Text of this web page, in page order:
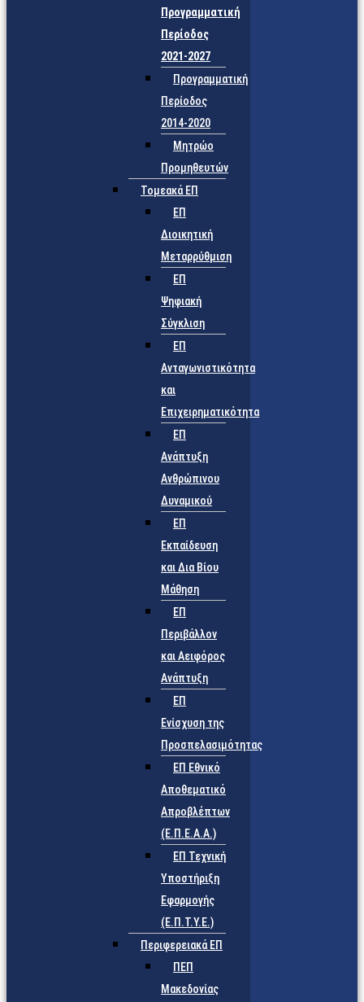
Προγραμματική
Περίοδος
2021-2027
Προγραμματική
Περίοδος
2014-2020
Μητρώο
Προμηθευτών
Τομεακά ΕΠ
ΕΠ
Διοικητική
Μεταρρύθμιση
ΕΠ
Ψηφιακή
Σύγκλιση
ΕΠ
Ανταγωνιστικότητα
και
Επιχειρηματικότητα
ΕΠ
Ανάπτυξη
Ανθρώπινου
Δυναμικού
ΕΠ
Εκπαίδευση
και Δια Βίου
Μάθηση
ΕΠ
Περιβάλλον
και Αειφόρος
Ανάπτυξη
ΕΠ
Ενίσχυση της
Προσπελασιμότητας
ΕΠ Εθνικό
Αποθεματικό
Απροβλέπτων
(Ε.Π.Ε.Α.Α.)
ΕΠ Τεχνική
Υποστήριξη
Εφαρμογής
(Ε.Π.Τ.Υ.Ε.)
Περιφερειακά ΕΠ
ΠΕΠ
Μακεδονίας